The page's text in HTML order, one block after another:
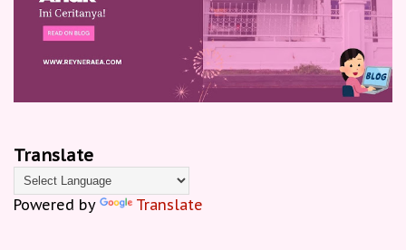
Translate
Powered by Translate